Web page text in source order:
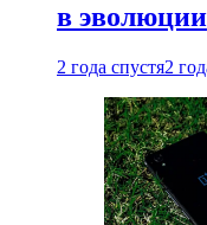
в эволюции
2 года спустя2